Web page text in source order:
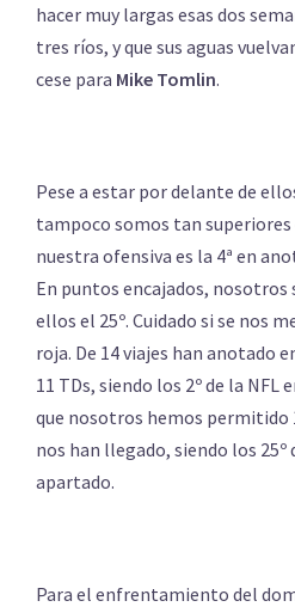
hacer muy largas esas dos
tres ríos, y que sus aguas
cese para Mike Tomlin.
Pese a estar por delante de
tampoco somos tan superiores
nuestra ofensiva es la 4ª en
En puntos encajados, nosotros
ellos el 25º. Cuidado si se nos
roja. De 14 viajes han anotado
11 TDs, siendo los 2º de la
que nosotros hemos permitido
nos han llegado, siendo los 25º
apartado.
Para el enfrentamiento del